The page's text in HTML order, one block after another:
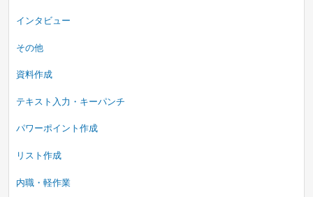
インタビュー
その他
資料作成
テキスト入力・キーパンチ
パワーポイント作成
リスト作成
内職・軽作業